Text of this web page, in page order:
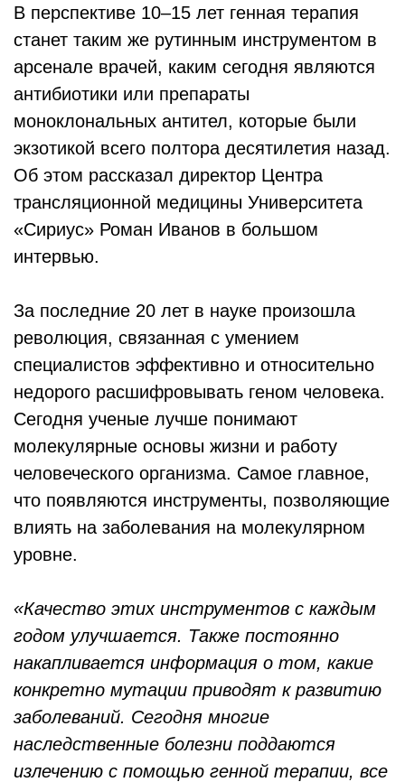
В перспективе 10–15 лет генная терапия
станет таким же рутинным инструментом в
арсенале врачей, каким сегодня являются
антибиотики или препараты
моноклональных антител, которые были
экзотикой всего полтора десятилетия назад.
Об этом рассказал директор Центра
трансляционной медицины Университета
«Сириус» Роман Иванов в большом
интервью.
За последние 20 лет в науке произошла
революция, связанная с умением
специалистов эффективно и относительно
недорого расшифровывать геном человека.
Сегодня ученые лучше понимают
молекулярные основы жизни и работу
человеческого организма. Самое главное,
что появляются инструменты, позволяющие
влиять на заболевания на молекулярном
уровне.
«Качество этих инструментов с каждым
годом улучшается. Также постоянно
накапливается информация о том, какие
конкретно мутации приводят к развитию
заболеваний. Сегодня многие
наследственные болезни поддаются
излечению с помощью генной терапии, все